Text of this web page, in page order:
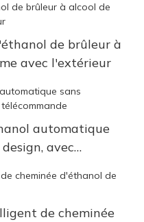
de brûleur à
avec l'extérieur
automatique
avec
de cheminée